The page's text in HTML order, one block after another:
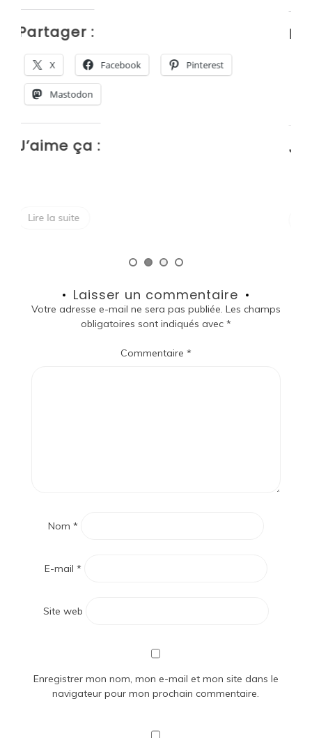
Partager :
Facebook Pinterest
Mastodon
J’aime ça :
Lire la suite
Laisser un commentaire
Votre adresse e-mail ne sera pas publiée. Les champs
obligatoires sont indiqués avec *
Commentaire *
Nom *
E-mail *
Site web
Enregistrer mon nom, mon e-mail et mon site dans le
navigateur pour mon prochain commentaire.